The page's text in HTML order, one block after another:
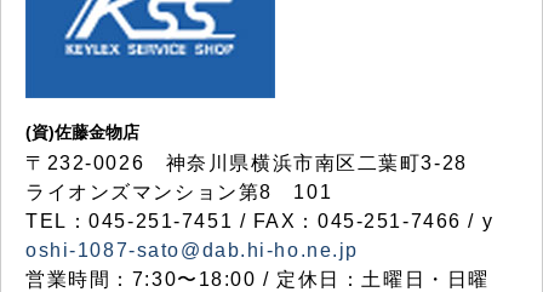
(資)佐藤金物店
〒232-0026 神奈川県横浜市南区二葉町3-28
ライオンズマンション第8 101
TEL：045-251-7451 / FAX：045-251-7466 / y
oshi-1087-sato@dab.hi-ho.ne.jp
営業時間：7:30〜18:00 / 定休日：土曜日・日曜